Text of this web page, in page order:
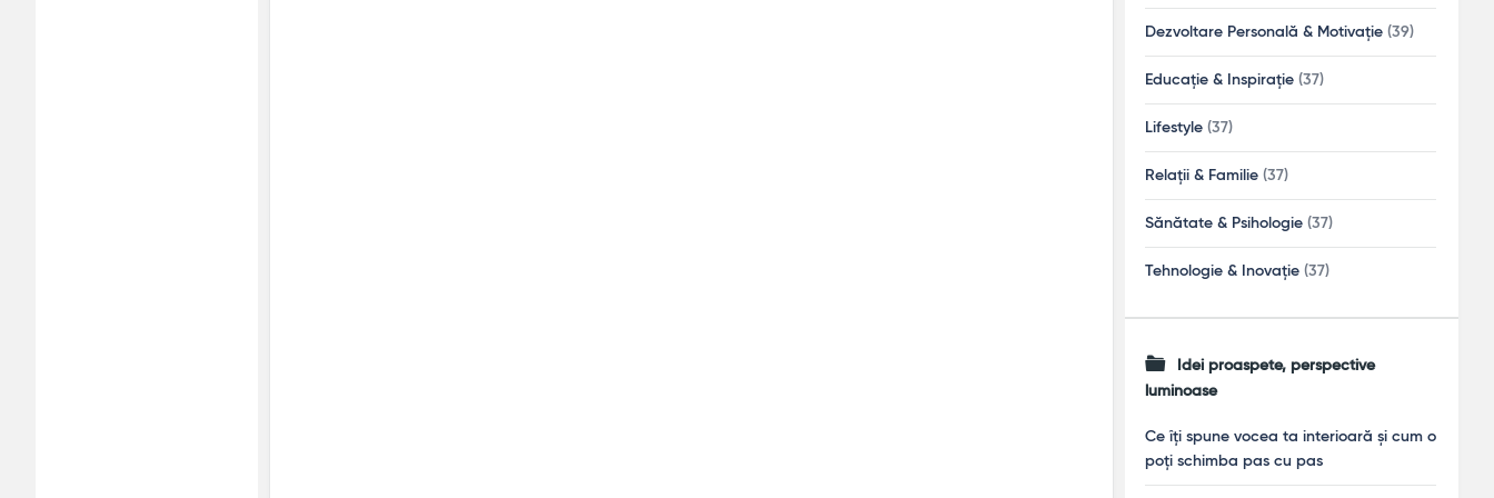
Dezvoltare Personală & Motivație (39)
Educație & Inspirație (37)
Lifestyle (37)
Relații & Familie (37)
Sănătate & Psihologie (37)
Tehnologie & Inovație (37)
Idei proaspete, perspective
luminoase
Ce îți spune vocea ta interioară și cum o
poți schimba pas cu pas